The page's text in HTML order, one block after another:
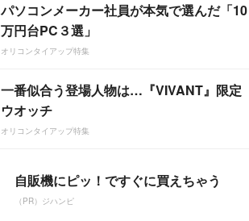
パソコンメーカー社員が本気で選んだ「10
万円台PC３選」
オリコンタイアップ特集
一番似合う登場人物は…『VIVANT』限定
ウオッチ
オリコンタイアップ特集
自販機にピッ！ですぐに買えちゃう
（PR）ジハンピ